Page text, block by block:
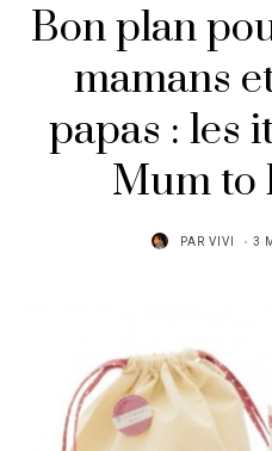
Bon plan
mamans
papas : les
Mum to
PAR VIVI 3